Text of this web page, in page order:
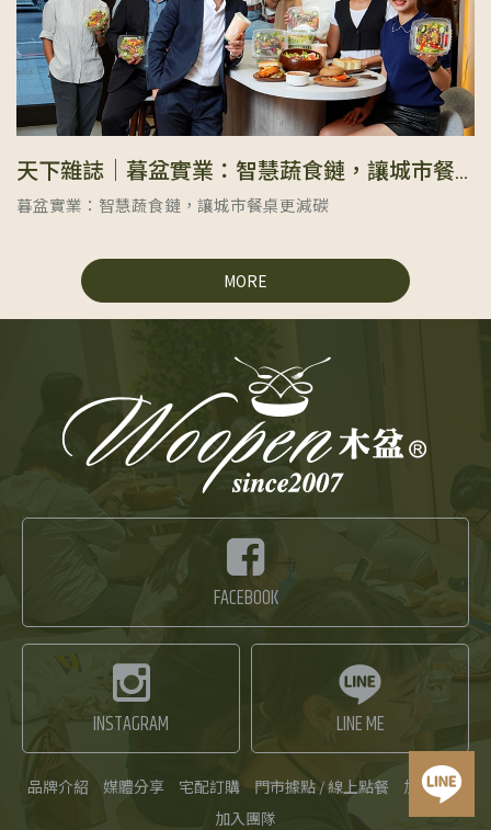
天下雜誌｜暮盆實業：智慧蔬食鏈，讓城市餐桌更減碳
暮盆實業：智慧蔬食鏈，讓城市餐桌更減碳
MORE
FACEBOOK
INSTAGRAM LINE ME
品牌介紹 媒體分享 宅配訂購 門市據點 / 線上點餐
加盟品牌
加入團隊